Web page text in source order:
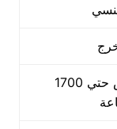
من 800 عبوة او كيس حتي 1700